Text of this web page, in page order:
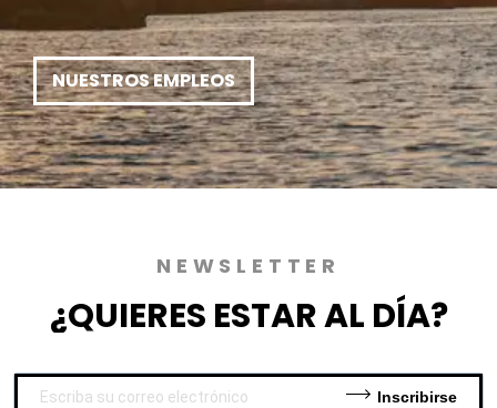
NUESTROS EMPLEOS
NEWSLETTER
¿QUIERES ESTAR AL DÍA?
Inscribirse